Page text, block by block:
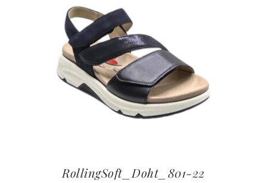
RollingSoft_Doht_801-22